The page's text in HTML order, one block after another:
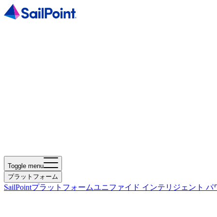
Toggle menu
プラットフォーム
SailPointプラットフォームユニファイド インテリジェント パ